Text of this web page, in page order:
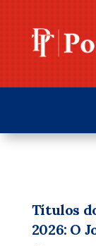
Títulos
2026: O